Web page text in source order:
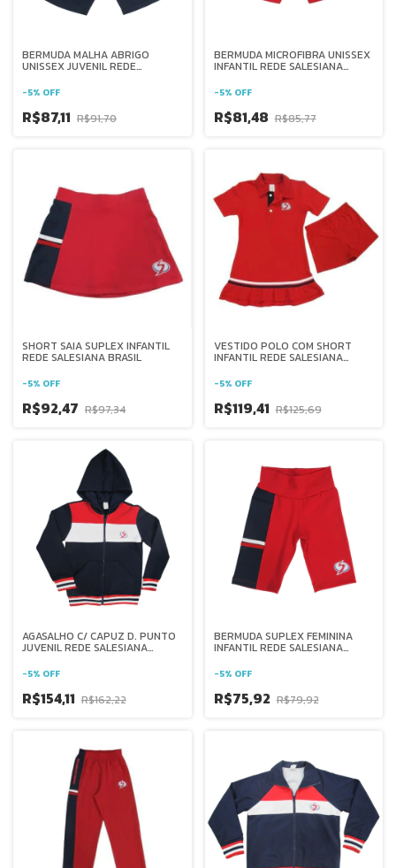
BERMUDA MALHA ABRIGO
UNISSEX JUVENIL REDE
-5% OFF
R$87,11 R$91,70
BERMUDA MICROFIBRA UNISSEX
INFANTIL REDE SALESIANA
-5% OFF
R$81,48 R$85,77
SHORT SAIA SUPLEX INFANTIL
REDE SALESIANA BRASIL
-5% OFF
R$92,47 R$97,34
VESTIDO POLO COM SHORT
INFANTIL REDE SALESIANA
-5% OFF
R$119,41 R$125,69
AGASALHO C/ CAPUZ D. PUNTO
JUVENIL REDE SALESIANA
-5% OFF
R$154,11 R$162,22
BERMUDA SUPLEX FEMININA
INFANTIL REDE SALESIANA
-5% OFF
R$75,92 R$79,92